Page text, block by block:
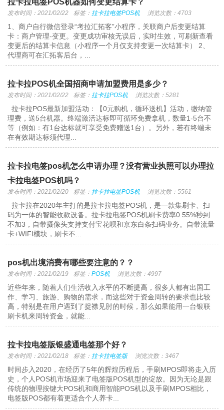
拉卡拉电签POS机器如何变更结算卡？
发布时间：2021/02/22 标签： 拉卡拉电签POS机 浏览次数：4703
1、商户自行微信登录“考拉汇拓客”小程序，关联商户后变更结算
卡：商户管理-变更。变更成功审核无误后，实时生效，可刷新查看
变更后的结算卡信息（小程序一个月仅支持变更一次结算卡） 2、
代理商可在汇拓客后台，...
拉卡拉POS机全国招商申请加盟费用是多少？
发布时间：2021/02/22 标签： 拉卡拉POS机 浏览次数：5281
拉卡拉POS最新加盟活动：【0元购机，循环送机】活动，缴纳管
理费，送5台机器。终端激活达标即可循环免费拿机，数量1-5台不
等（例如：有1台达标就可享受免费赠送1台）。另外，若有终端未
在有效期达标须代理...
拉卡拉电签pos机怎么申请办理？没有营业执照可以办理拉
卡拉电签POS机吗？
发布时间：2021/02/20 标签： 拉卡拉电签POS机 浏览次数：5561
拉卡拉在2020年主打的是拉卡拉电签POS机，是一款集刷卡、扫
码为一体的智能收款设备。拉卡拉电签POS机刷卡费率0.55%秒到
不加3，自带摄像头支持支付宝花呗和京东白条扫码业务。自带流量
卡+WIFI模块，刷卡不...
pos机出境消费有哪些要注意的？？
发布时间：2021/02/19 标签：POS机 浏览次数：4997
近些年来，随着人们生活收入水平的不断提高，很多人都有出国工
作、学习、旅游、购物的需求，而这些对于资金周转的要求也比较
高，特别是在用户遇到了捉襟见肘的时候，那么如果能用一台银联
刷卡机来周转资金，就能...
拉卡拉电签版银盛通电签那个好？
发布时间：2021/02/18 标签： 拉卡拉电签版 浏览次数：3467
时间步入2020，在经历了5年的辉煌历程后，手刷MPOS即将走入历
史，个人POS机市场迎来了电签版POS机型的绽放。因为无论是跟
传统的物理按键大POS机和商用智能POS机以及手刷MPOS相比，
电签版POS都有着更适合个人养卡...